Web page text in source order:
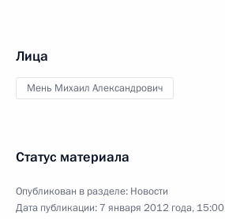
Лица
Мень Михаил Александрович
Статус материала
Опубликован в разделе: Новости
Дата публикации: 7 января 2012 года, 15:00